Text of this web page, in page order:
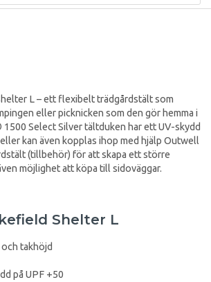
L – ett flexibelt trädgårdstält som
eller picknicken som den gör hemma i
Select Silver tältduken har ett UV-skydd
kan även kopplas ihop med hjälp Outwell
(tillbehör) för att skapa ett större
möjlighet att köpa till sidoväggar.
Shelter L
takhöjd
på UPF +50